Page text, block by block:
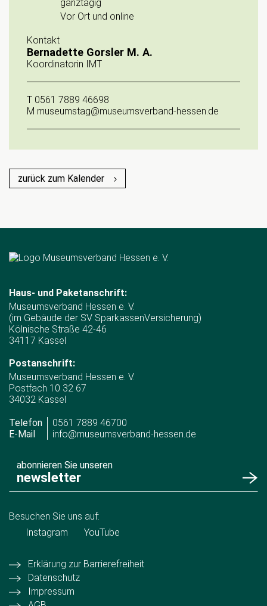
ganztägig
Vor Ort und online
Kontakt
Bernadette Gorsler M. A.
Koordinatorin IMT
T 0561 7889 46698
M museumstag@museumsverband-hessen.de
zurück zum Kalender
Haus- und Paketanschrift:
Museumsverband Hessen e. V.
(im Gebäude der SV SparkassenVersicherung)
Kölnische Straße 42-46
34117 Kassel
Postanschrift:
Museumsverband Hessen e. V.
Postfach 10 32 67
34032 Kassel
Telefon
0561 7889 46700
E-Mail
info@museumsverband-hessen.de
abonnieren Sie unseren
newsletter
Besuchen Sie uns auf:
Instagram
YouTube
Erklärung zur Barrierefreiheit
Datenschutz
Impressum